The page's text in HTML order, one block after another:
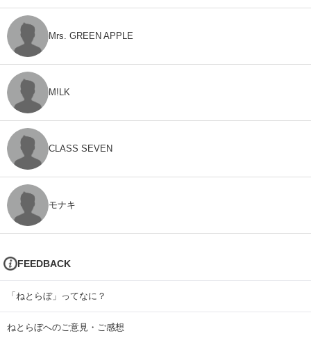
Mrs. GREEN APPLE
M!LK
CLASS SEVEN
モナキ
FEEDBACK
「ねとらぼ」ってなに？
ねとらぼへのご意見・ご感想